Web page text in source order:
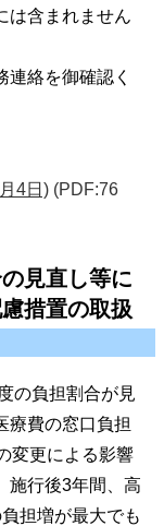
は含まれません
絡を御確認く
4日) (PDF:76
見直し等に
措置の取扱
の負担割合が見
療費の窓口負担
変更による影響
施行後3年間、高
担増が最大でも